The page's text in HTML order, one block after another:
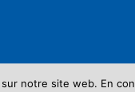
notre site web. En